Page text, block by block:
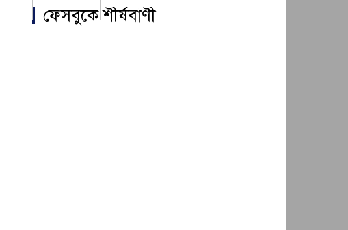
ফেসবুকে শীর্ষবাণী